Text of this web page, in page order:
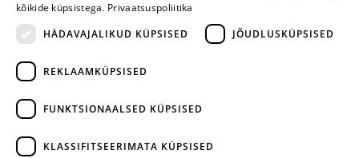
kõikide küpsistega. Privaatsuspoliitika
HÄDAVAJALIKUD KÜPSISED
JÕUDLUSKÜPSISED
REKLAAMKÜPSISED
FUNKTSIONAALSED KÜPSISED
KLASSIFITSEERIMATA KÜPSISED